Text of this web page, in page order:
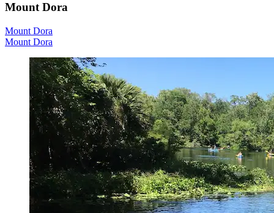
Mount Dora
Mount Dora
Mount Dora